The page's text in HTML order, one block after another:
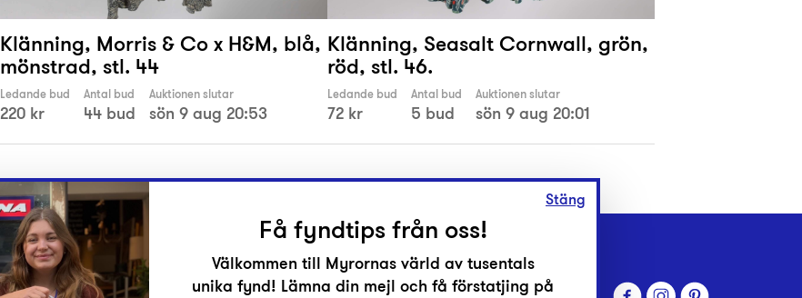
Klänning, Morris & Co x H&M, blå,
mönstrad, stl. 44
Ledande bud
220 kr
Antal bud
44 bud
Auktionen slutar
sön 9 aug 20:53
Klänning, Seasalt Cornwall, grön,
röd, stl. 46.
Ledande bud
72 kr
Antal bud
5 bud
Auktionen slutar
sön 9 aug 20:01
Stäng
Få fyndtips från oss!
Välkommen till Myrornas värld av tusentals
unika fynd! Lämna din mejl och få förstatjing på